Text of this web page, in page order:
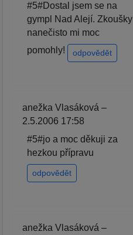
#5#Dostal jsem se na
gympl Nad Alejí. Zkoušky
nanečisto mi moc
pomohly!
odpovědět
anežka Vlasáková –
2.5.2006 17:58
#5#jo a moc děkuji za
hezkou přípravu
odpovědět
anežka Vlasáková –